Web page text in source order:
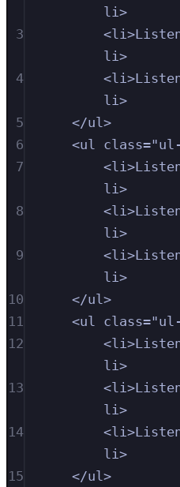
li>
3
<li>
li>
4
<li>
li>
5
</ul>
6
<ul class="
7
<li>
li>
8
<li>
li>
9
<li>
li>
10
</ul>
11
<ul class="
12
<li>
li>
13
<li>
li>
14
<li>
li>
15
</ul>